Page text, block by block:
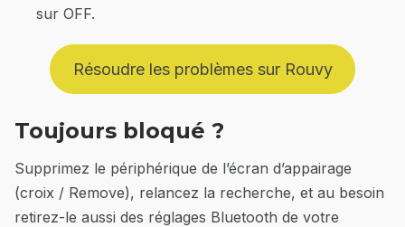
sur OFF.
Résoudre les problèmes sur Rouvy
Toujours bloqué ?
Supprimez le périphérique de l’écran d’appairage
(croix / Remove), relancez la recherche, et au besoin
retirez-le aussi des réglages Bluetooth de votre